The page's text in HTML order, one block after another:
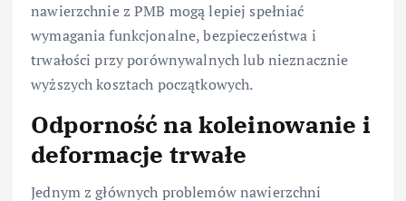
nawierzchnie z PMB mogą lepiej spełniać
wymagania funkcjonalne, bezpieczeństwa i
trwałości przy porównywalnych lub nieznacznie
wyższych kosztach początkowych.
Odporność na koleinowanie i
deformacje trwałe
Jednym z głównych problemów nawierzchni